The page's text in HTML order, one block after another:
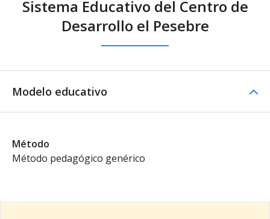
Sistema Educativo del Centro de
Desarrollo el Pesebre
Modelo educativo
Método
Método pedagógico genérico